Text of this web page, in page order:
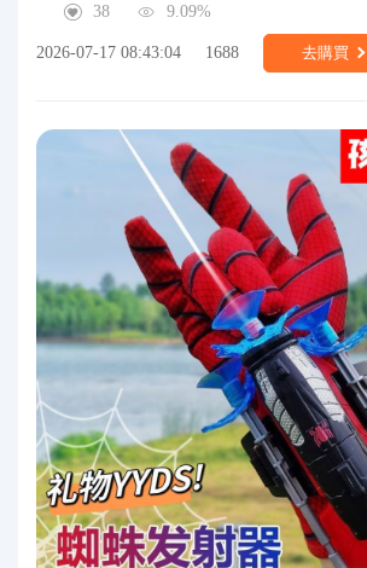
38
9.09%
2026-07-17 08:43:04 1688 去購買